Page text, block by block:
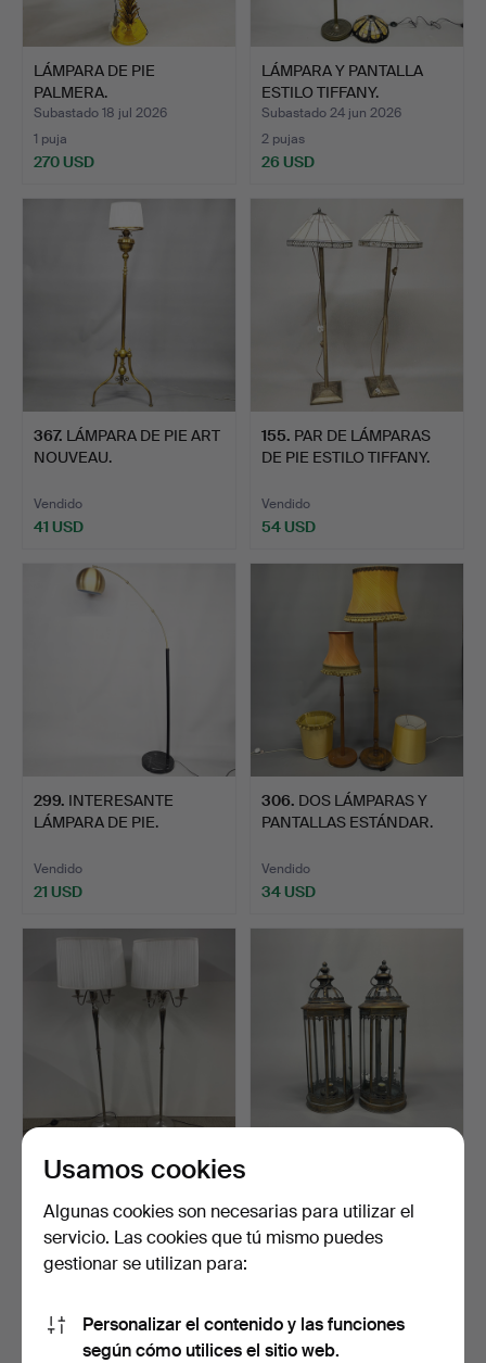
LÁMPARA DE PIE
PALMERA.
Subastado 18 jul 2026
1 puja
270 USD
LÁMPARA Y PANTALLA
ESTILO TIFFANY.
Subastado 24 jun 2026
2 pujas
26 USD
367. LÁMPARA DE PIE ART
NOUVEAU.
Vendido
41 USD
155. PAR DE LÁMPARAS
DE PIE ESTILO TIFFANY.
Vendido
54 USD
299. INTERESANTE
LÁMPARA DE PIE.
Vendido
21 USD
306. DOS LÁMPARAS Y
PANTALLAS ESTÁNDAR.
Vendido
34 USD
212 .PAR DE LÁMPARAS
Vendido
61 USD
Vendido
Usamos cookies
Algunas cookies son necesarias para utilizar el
servicio. Las cookies que tú mismo puedes
gestionar se utilizan para:
Personalizar el contenido y las funciones
según cómo utilices el sitio web.